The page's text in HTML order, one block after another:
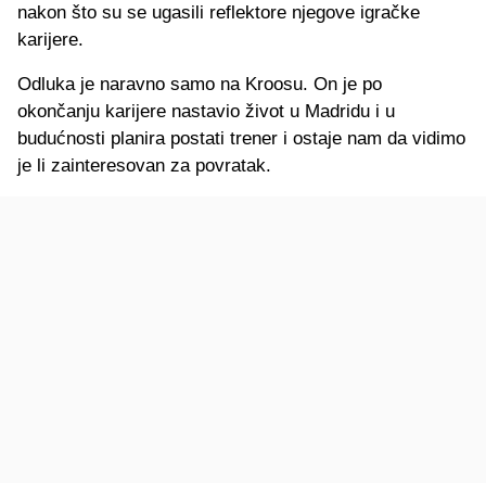
nakon što su se ugasili reflektore njegove igračke
karijere.
Odluka je naravno samo na Kroosu. On je po
okončanju karijere nastavio život u Madridu i u
budućnosti planira postati trener i ostaje nam da vidimo
je li zainteresovan za povratak.